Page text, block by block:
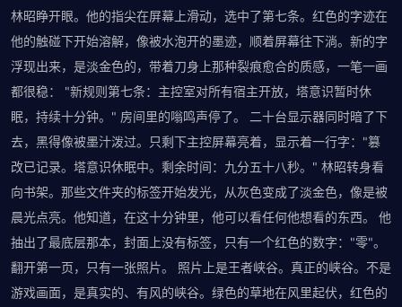
林昭睁开眼。他的指尖在屏幕上滑动，选中了第七条。红色的字迹在
他的触碰下开始溶解，像被水泡开的墨迹，顺着屏幕往下淌。新的字
浮现出来，是淡金色的，带着刀身上那种裂痕愈合的质感，一笔一画
都很稳： "新规则第七条：主控室对所有宿主开放，塔意识暂时休
眠，持续十分钟。" 房间里的嗡鸣声停了。 二十台显示器同时暗了下
去，黑得像被墨汁泼过。只剩下主控屏幕亮着，显示着一行字："篡
改已记录。塔意识休眠中。剩余时间：九分五十八秒。" 林昭转身看
向书架。那些文件夹的标签开始发光，从灰色变成了淡金色，像是被
晨光点亮。他知道，在这十分钟里，他可以看任何他想看的东西。 他
抽出了最底层那本，封面上没有标签，只有一个红色的数字："零"。
翻开第一页，只有一张照片。 照片上是王者峡谷。真正的峡谷。不是
游戏画面，是真实的、有风的峡谷。绿色的草地在风里起伏，红色的